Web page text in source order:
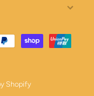
pagamento
Shopify